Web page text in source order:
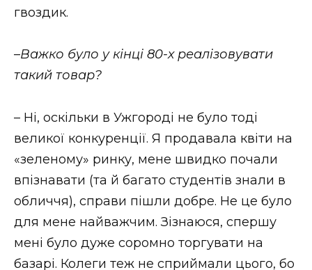
гвоздик.
–Важко було у кінці 80-х реалізовувати
такий товар?
– Ні, оскільки в Ужгороді не було тоді
великої конкуренції. Я продавала квіти на
«зеленому» ринку, мене швидко почали
впізнавати (та й багато студентів знали в
обличчя), справи пішли добре. Не це було
для мене найважчим. Зізнаюся, спершу
мені було дуже соромно торгувати на
базарі. Колеги теж не сприймали цього, бо